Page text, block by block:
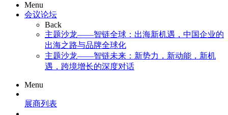
Menu
会议论坛
Back
主题沙龙——智链全球：出海新机遇，中国企业的
出海之路与品牌全球化
主题沙龙——智链未来：新势力，新动能，新机
遇，跨境增长的深度对话
Menu
展商列表